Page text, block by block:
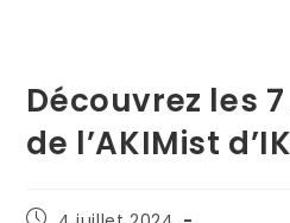
Découvrez les
de l’AKIMist